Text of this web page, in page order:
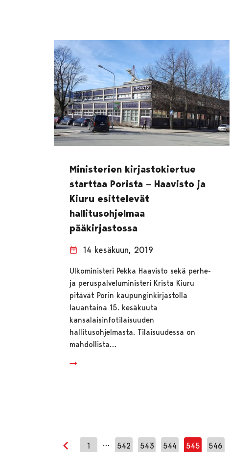
Ministerien kirjastokiertue
starttaa Porista – Haavisto ja
Kiuru esittelevät
hallitusohjelmaa
pääkirjastossa
14 kesäkuun, 2019
Ulkoministeri Pekka Haavisto sekä perhe-
ja peruspalveluministeri Krista Kiuru
pitävät Porin kaupunginkirjastolla
lauantaina 15. kesäkuuta
kansalaisinfotilaisuuden
hallitusohjelmasta. Tilaisuudessa on
mahdollista…
1 … 542 543 544 545 546